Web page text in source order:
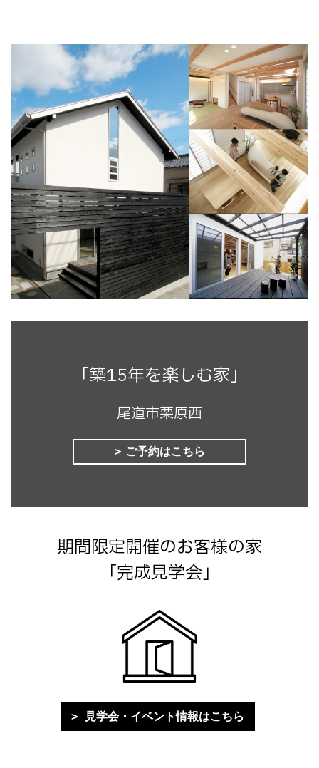
「築15年を楽しむ家」
尾道市栗原西
ご予約はこちら
期間限定開催のお客様の家
「完成見学会」
見学会・イベント情報はこちら